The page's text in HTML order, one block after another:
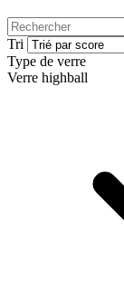
Tri
Type de verre
Verre highball